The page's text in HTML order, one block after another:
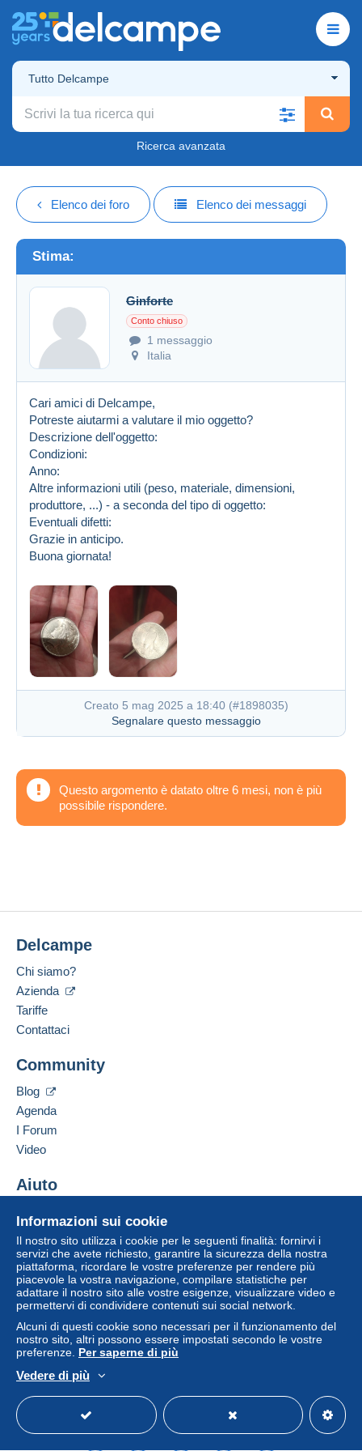
Tutto Delcampe
Ricerca avanzata
Elenco dei foro Elenco dei messaggi
Stima:
Ginforte
Conto chiuso
1 messaggio
Italia
Cari amici di Delcampe,
Potreste aiutarmi a valutare il mio oggetto?
Descrizione dell'oggetto:
Condizioni:
Anno:
Altre informazioni utili (peso, materiale, dimensioni,
produttore, ...) - a seconda del tipo di oggetto:
Eventuali difetti:
Grazie in anticipo.
Buona giornata!
Creato 5 mag 2025 a 18:40 (#1898035)
Segnalare questo messaggio
Questo argomento è datato oltre 6 mesi, non è più
possibile rispondere.
Informazioni sui cookie
Il nostro sito utilizza i cookie per le seguenti finalità: fornirvi i
servizi che avete richiesto, garantire la sicurezza della nostra
piattaforma, ricordare le vostre preferenze per rendere più
piacevole la vostra navigazione, compilare statistiche per
adattare il nostro sito alle vostre esigenze, visualizzare video e
permettervi di condividere contenuti sui social network.
Alcuni di questi cookie sono necessari per il funzionamento del
nostro sito, altri possono essere impostati secondo le vostre
preferenze. Per saperne di più
Vedere di più
Delcampe
Chi siamo?
Azienda
Tariffe
Contattaci
Community
Blog
Agenda
I Forum
Video
Aiuto
Acquistare su Delcampe
Vendere su Delcampe
Un sito sicuro